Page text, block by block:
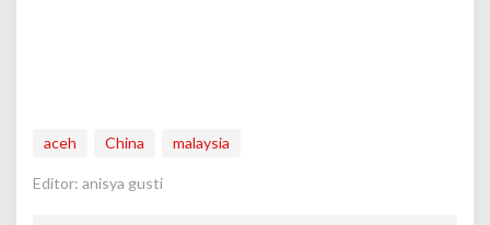
aceh China malaysia
Editor: anisya gusti